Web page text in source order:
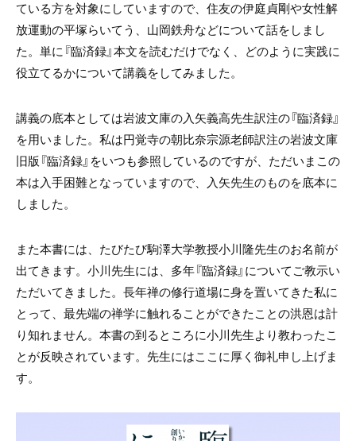
ている方を対象にしていますので、住友の伊庭貞剛や女性解
放運動の平塚らいてう、山岡鉄舟などについて話をしまし
た。単に『臨済録』本文を読むだけでなく、どのように実践に
役立てるかについて講義をしてみました。
講義の底本としては岩波文庫の入矢義高先生訳注の『臨済録』
を用いました。私は円覚寺の朝比奈宗源老師訳注の岩波文庫
旧版『臨済録』をいつも参照しているのですが、ただいまこの
本は入手困難となっていますので、入矢先生のものを底本に
しました。
また本書には、たびたび駒澤大学教授小川隆先生のお名前が
出てきます。小川先生には、多年『臨済録』についてご教示い
ただいてきました。長年禅の修行道場に身を置いてきた私に
とって、最先端の禅学に触れることができたことの洪恩は計
り知れません。本書の到るところに小川先生より教わったこ
とが反映されています。先生にはここに厚く御礼申し上げま
す。